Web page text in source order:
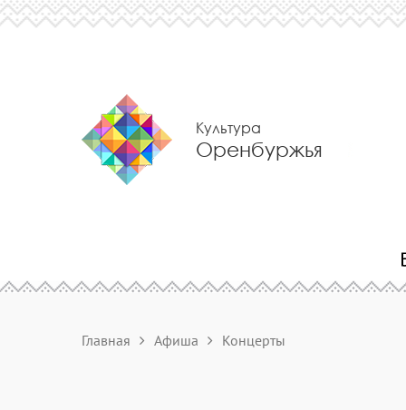
Культура
Оренбуржья
Главная Афиша Концерты